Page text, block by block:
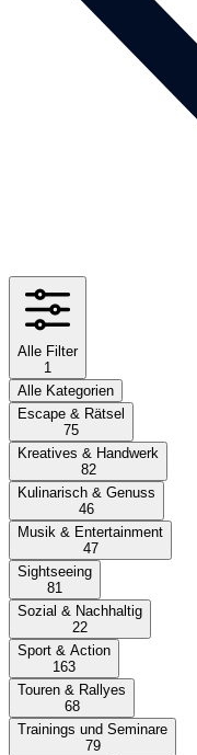
Alle Filter
1
Alle Kategorien
Escape & Rätsel
75
Kreatives & Handwerk
82
Kulinarisch & Genuss
46
Musik & Entertainment
47
Sightseeing
81
Sozial & Nachhaltig
22
Sport & Action
163
Touren & Rallyes
68
Trainings und Seminare
79